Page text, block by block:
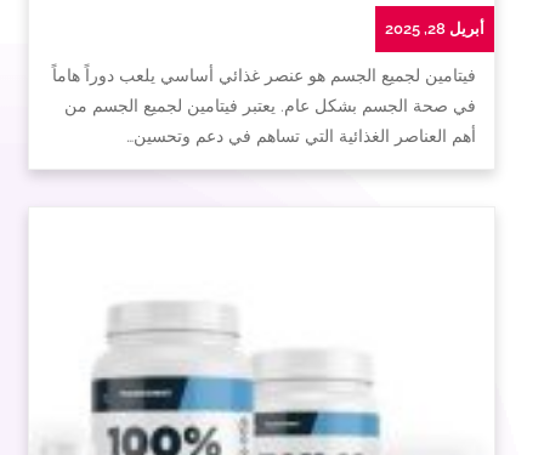
أبريل 28, 2025
فيتامين لجميع الجسم هو عنصر غذائي أساسي يلعب دوراً هاماً
في صحة الجسم بشكل عام. يعتبر فيتامين لجميع الجسم من
أهم العناصر الغذائية التي تساهم في دعم وتحسين…